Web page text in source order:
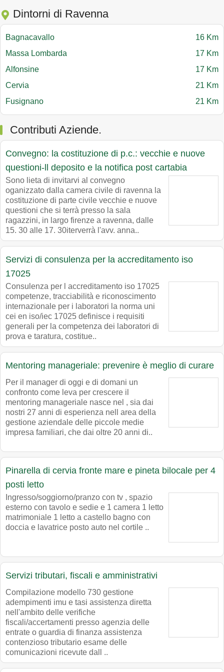
Dintorni di Ravenna
Bagnacavallo
16 Km
Massa Lombarda
17 Km
Alfonsine
17 Km
Cervia
21 Km
Fusignano
21 Km
Contributi Aziende.
Convegno: la costituzione di p.c.: vecchie e nuove
questioni-ll deposito e la notifica post cartabia
Sono lieta di invitarvi al convegno
oganizzato dalla camera civile di ravenna la
costituzione di parte civile vecchie e nuove
questioni che si terrà presso la sala
ragazzini, in largo firenze a ravenna, dalle
15. 30 alle 17. 30iterverrà l'avv. anna..
Servizi di consulenza per la accreditamento iso
17025
Consulenza per l accreditamento iso 17025
competenze, tracciabilità e riconoscimento
internazionale per i laboratori la norma uni
cei en iso/iec 17025 definisce i requisiti
generali per la competenza dei laboratori di
prova e taratura, costitue..
Mentoring manageriale: prevenire è meglio di curare
Per il manager di oggi e di domani un
confronto come leva per crescere il
mentoring manageriale nasce nel , sia dai
nostri 27 anni di esperienza nell area della
gestione aziendale delle piccole medie
impresa familiari, che dai oltre 20 anni di..
Pinarella di cervia fronte mare e pineta bilocale per 4
posti letto
Ingresso/soggiorno/pranzo con tv , spazio
esterno con tavolo e sedie e 1 camera 1 letto
matrimoniale 1 letto a castello bagno con
doccia e lavatrice posto auto nel cortile ..
Servizi tributari, fiscali e amministrativi
Compilazione modello 730 gestione
adempimenti imu e tasi assistenza diretta
nell'ambito delle verifiche
fiscali/accertamenti presso agenzia delle
entrate o guardia di finanza assistenza
contenzioso tributario esame delle
comunicazioni ricevute dall ..